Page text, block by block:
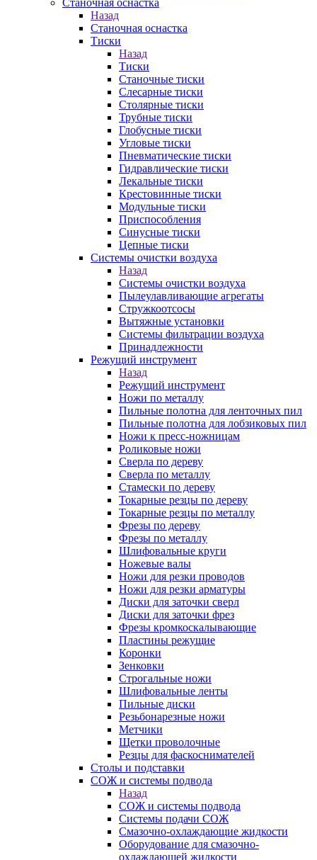
Станочная оснастка
Назад
Станочная оснастка
Тиски
Назад
Тиски
Станочные тиски
Слесарные тиски
Столярные тиски
Трубные тиски
Глобусные тиски
Угловые тиски
Пневматические тиски
Гидравлические тиски
Лекальные тиски
Крестовинные тиски
Модульные тиски
Приспособления
Синусные тиски
Цепные тиски
Системы очистки воздуха
Назад
Системы очистки воздуха
Пылеулавливающие агрегаты
Стружкоотсосы
Вытяжные установки
Системы фильтрации воздуха
Принадлежности
Режущий инструмент
Назад
Режущий инструмент
Ножи по металлу
Пильные полотна для ленточных пил
Пильные полотна для лобзиковых пил
Ножи к пресс-ножницам
Роликовые ножи
Сверла по дереву
Сверла по металлу
Стамески по дереву
Токарные резцы по дереву
Токарные резцы по металлу
Фрезы по дереву
Фрезы по металлу
Шлифовальные круги
Ножевые валы
Ножи для резки проводов
Ножи для резки арматуры
Диски для заточки сверл
Диски для заточки фрез
Фрезы кромкоскалывающие
Пластины режущие
Коронки
Зенковки
Строгальные ножи
Шлифовальные ленты
Пильные диски
Резьбонарезные ножи
Метчики
Щетки проволочные
Резцы для фаскоснимателей
Столы и подставки
СОЖ и системы подвода
Назад
СОЖ и системы подвода
Системы подачи СОЖ
Смазочно-охлаждающие жидкости
Оборудование для смазочно-
охлаждающей жидкости